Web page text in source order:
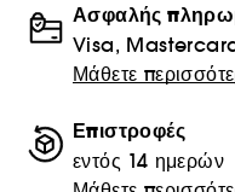
Ασφαλής
Visa,
Μάθετε
Επιστροφές
εντός 14 ημερών